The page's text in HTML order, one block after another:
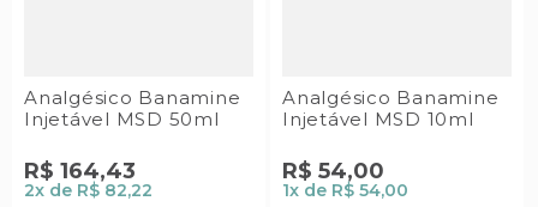
Analgésico Banamine
Injetável MSD 50ml
R$ 164,43
2x de R$ 82,22
Analgésico Banamine
Injetável MSD 10ml
R$ 54,00
1x de R$ 54,00